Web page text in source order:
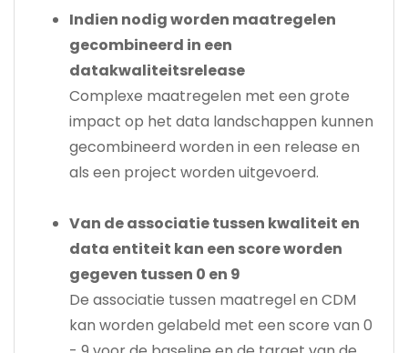
Indien nodig worden maatregelen
gecombineerd in een
datakwaliteitsrelease
Complexe maatregelen met een grote
impact op het data landschappen kunnen
gecombineerd worden in een release en
als een project worden uitgevoerd.
Van de associatie tussen kwaliteit en
data entiteit kan een score worden
gegeven tussen 0 en 9
De associatie tussen maatregel en CDM
kan worden gelabeld met een score van 0